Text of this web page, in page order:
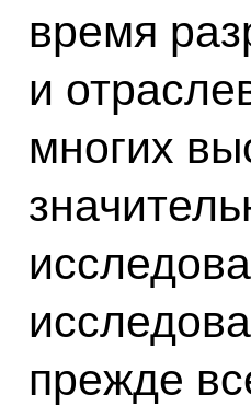
время
и
многих
прежде